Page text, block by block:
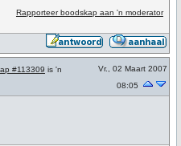
Rapporteer boodskap aan 'n moderator
#113309 is 'n
Vr., 02 Maart 2007
08:05